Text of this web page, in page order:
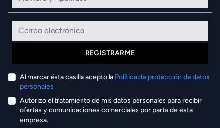
Correo electrónico
REGISTRARME
Al marcar ésta casilla acepto la Política de protección de datos
personales
Autorizo el tratamiento de mis datos personales para recibir
ofertas y comunicaciones comerciales por parte de esta
empresa.